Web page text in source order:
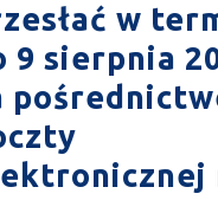
w
9 sierpnia